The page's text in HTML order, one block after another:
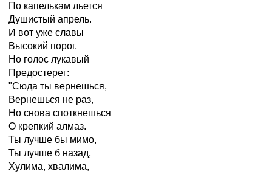
По капелькам льется
Душистый апрель.
И вот уже славы
Высокий порог,
Но голос лукавый
Предостерег:
"Сюда ты вернешься,
Вернешься не раз,
Но снова споткнешься
О крепкий алмаз.
Ты лучше бы мимо,
Ты лучше б назад,
Хулима, хвалима,